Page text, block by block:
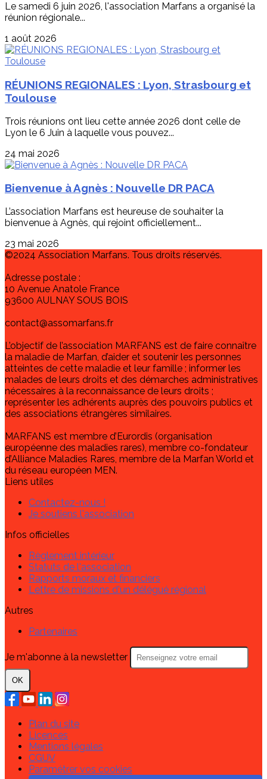
Le samedi 6 juin 2026, l'association Marfans a organisé la
réunion régionale...
1 août 2026
RÉUNIONS REGIONALES : Lyon, Strasbourg et
Toulouse
Trois réunions ont lieu cette année 2026 dont celle de
Lyon le 6 Juin à laquelle vous pouvez...
24 mai 2026
Bienvenue à Agnès : Nouvelle DR PACA
L’association Marfans est heureuse de souhaiter la
bienvenue à Agnès, qui rejoint officiellement...
23 mai 2026
©2024 Association Marfans. Tous droits réservés.
Adresse postale :
10 Avenue Anatole France
93600 AULNAY SOUS BOIS
contact@assomarfans.fr
L’objectif de l’association MARFANS est de faire connaître
la maladie de Marfan, d’aider et soutenir les personnes
atteintes de cette maladie et leur famille ; informer les
malades de leurs droits et des démarches administratives
nécessaires à la reconnaissance de leurs droits ;
représenter les adhérents auprès des pouvoirs publics et
des associations étrangères similaires.
MARFANS est membre d’Eurordis (organisation
européenne des maladies rares), membre co-fondateur
d’Alliance Maladies Rares, membre de la Marfan World et
du réseau européen MEN.
Liens utiles
Contactez-nous !
Je soutiens l'association
Infos officielles
Règlement intérieur
Statuts de l'association
Rapports moraux et financiers
Lettre de missions d'un délégué régional
Autres
Partenaires
Je m'abonne à la newsletter
OK
Plan du site
Licences
Mentions légales
CGUV
Paramétrer vos cookies